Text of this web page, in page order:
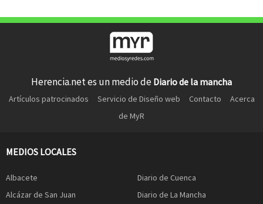
Herencia.net es un medio de Diario de la mancha
Artículos patrocinados Servicio de Diseño web Contacto
Acerca
de MyR
MEDIOS LOCALES
Albacete
Alcázar de San Juan
Diario de Cuenca
Diario de La Mancha